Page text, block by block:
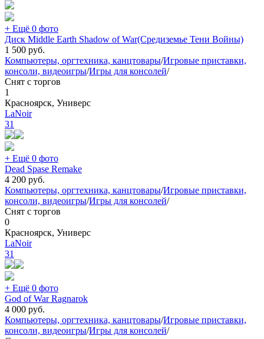
+ Ещё 0 фото
Диск Middle Earth Shadow of War(Средиземье Тени Войны)
1 500 руб.
Компьютеры, оргтехника, канцтовары/Игровые приставки,
консоли, видеоигры/Игры для консолей/
Снят с торгов
1
Красноярск, Универс
LaNoir
31
+ Ещё 0 фото
Dead Spase Remake
4 200 руб.
Компьютеры, оргтехника, канцтовары/Игровые приставки,
консоли, видеоигры/Игры для консолей/
Снят с торгов
0
Красноярск, Универс
LaNoir
31
+ Ещё 0 фото
God of War Ragnarok
4 000 руб.
Компьютеры, оргтехника, канцтовары/Игровые приставки,
консоли, видеоигры/Игры для консолей/